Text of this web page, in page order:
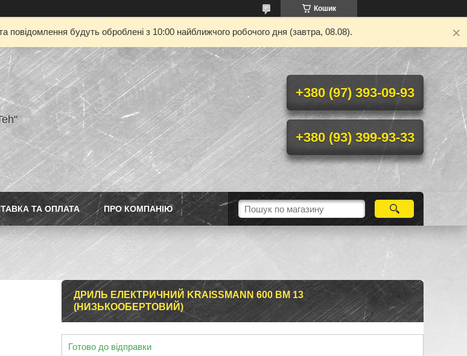
Кошик
повідомлення будуть оброблені з 10:00 найближчого робочого дня (завтра, 08.08).
+380 (97) 393-09-93
+380 (93) 399-93-33
ТА ОПЛАТА ПРО КОМПАНІЮ
ДРИЛЬ ЕЛЕКТРИЧНИЙ KRAISSMANN 600 BM 13
(НИЗЬКООБЕРТОВИЙ)
Готово до відправки